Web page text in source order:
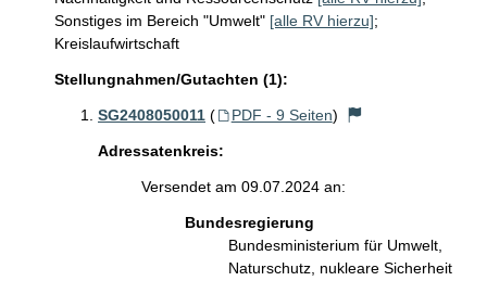
Sonstiges im Bereich "Umwelt" [alle RV hierzu];
Kreislaufwirtschaft
Stellungnahmen/Gutachten (1):
SG2408050011 ( PDF - 9 Seiten)
Adressatenkreis:
Versendet am 09.07.2024 an:
Bundesregierung
Bundesministerium für Umwelt,
Naturschutz, nukleare Sicherheit